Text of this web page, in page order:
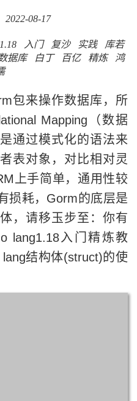
2022-08-17
入门 复沙 实践
库若
据库 白丁 百亿 精炼
鸿
包来操作数据库，所
Mapping（数据
通过模式化的语法来
表对象，对比相对灵
上手简单，通用性较
损耗，Gorm的底层是
，请移玉步至：你有
lang1.18入门精炼教
结构体(struct)的使